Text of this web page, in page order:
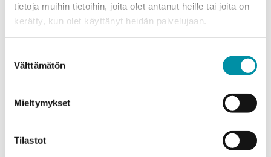
tietoja muihin tietoihin, joita olet antanut heille tai joita on
kerätty, kun olet käyttänyt heidän palvelujaan.
valinta
Välttämätön
Mieltymykset
Tilastot
Tuote
Paino (kg)